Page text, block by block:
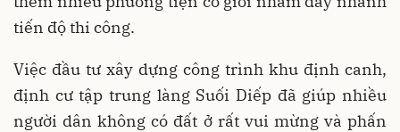
tiến độ thi công.
Việc đầu tư xây dựng công trình khu định canh,
định cư tập trung làng Suối Diếp đã giúp nhiều
người dân không có đất ở rất vui mừng và phấn